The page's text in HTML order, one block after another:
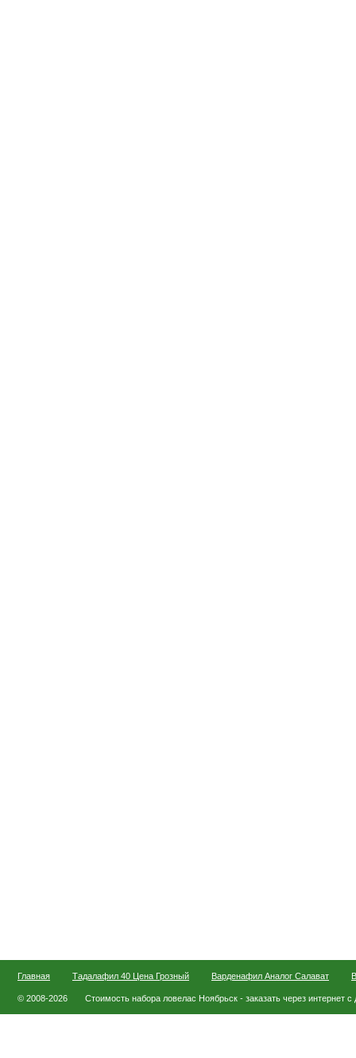
Главная Тадалафил 40 Цена Грозный Варденафил Аналог Салават
© 2008-2026 Стоимость набора ловелас Ноябрьск - заказать через интернет с